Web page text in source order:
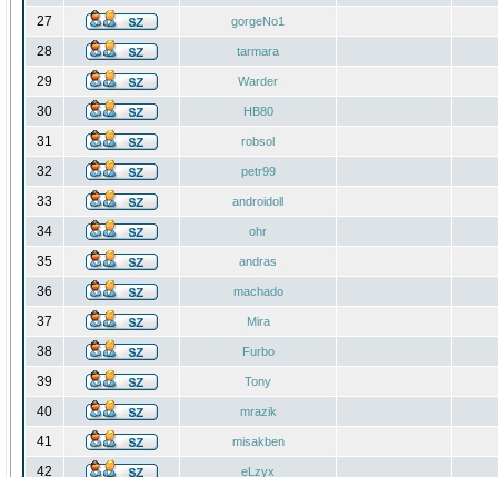
27 gorgeNo1
28 tarmara
29 Warder
30 HB80
31 robsol
32 petr99
33 androidoll
34 ohr
35 andras
36 machado
37 Mira
38 Furbo
39 Tony
40 mrazik
41 misakben
42 eLzyx